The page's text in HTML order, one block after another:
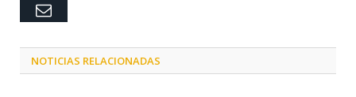
Email
NOTICIAS RELACIONADAS